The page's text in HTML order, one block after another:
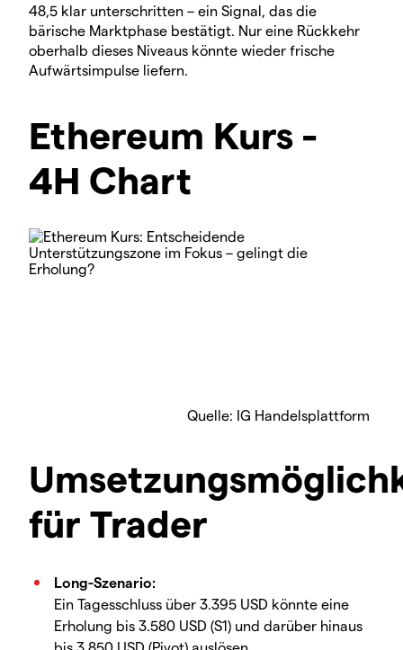
48,5 klar unterschritten – ein Signal, das die
bärische Marktphase bestätigt. Nur eine Rückkehr
oberhalb dieses Niveaus könnte wieder frische
Aufwärtsimpulse liefern.
Ethereum Kurs -
4H Chart
Quelle: IG Handelsplattform
für Trader
Long-Szenario:
Ein Tagesschluss über 3.395 USD könnte eine
Erholung bis 3.580 USD (S1) und darüber hinaus